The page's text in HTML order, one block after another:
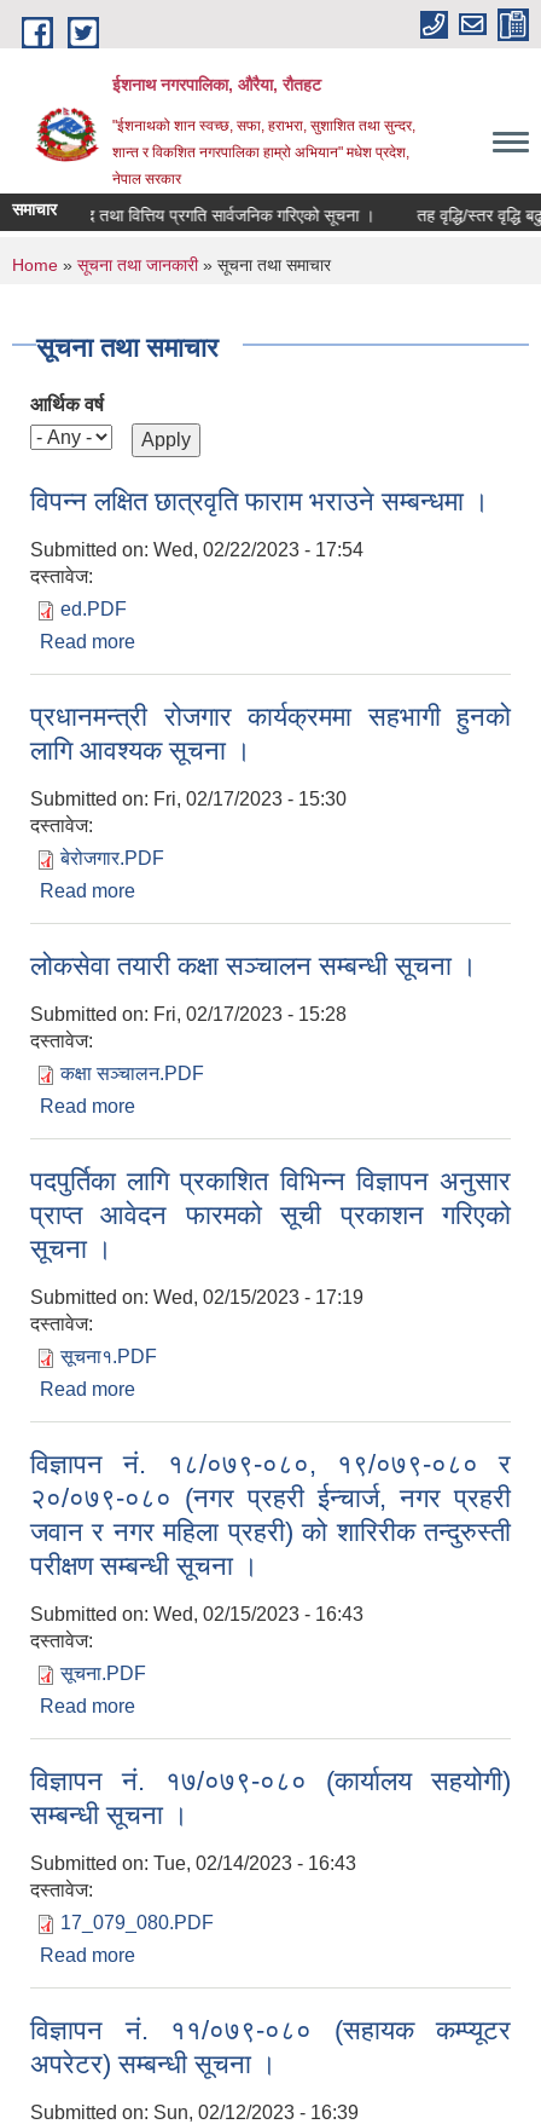
Skip to main content
ईशनाथ नगरपालिका, औरैया, रौतहट
"ईशनाथको शान स्वच्छ, सफा, हराभरा, सुशाशित तथा सुन्दर,
शान्त र विकशित नगरपालिका हाम्रो अभियान" मधेश प्रदेश,
नेपाल सरकार
समाचारबन्द तथा वित्तिय प्रगति सार्वजनिक गरिएको सूचना । तह वृद्धि/स्तर वृद्धि
You are here
Home » सूचना तथा जानकारी» सूचना तथा समाचार
सूचना तथा समाचार
आर्थिक वर्ष
विपन्न लक्षित छात्रवृति फाराम भराउने सम्बन्धमा ।
Submitted on: Wed, 02/22/2023 - 17:54
दस्तावेज:
ed.PDF
Read more
प्रधानमन्त्री रोजगार कार्यक्रममा सहभागी हुनको
लागि आवश्यक सूचना ।
Submitted on: Fri, 02/17/2023 - 15:30
दस्तावेज:
बेरोजगार.PDF
Read more
लोकसेवा तयारी कक्षा सञ्चालन सम्बन्धी सूचना ।
Submitted on: Fri, 02/17/2023 - 15:28
दस्तावेज:
कक्षा सञ्चालन.PDF
Read more
पदपुर्तिका लागि प्रकाशित विभिन्न विज्ञापन अनुसार
प्राप्त आवेदन फारमको सूची प्रकाशन गरिएको
सूचना ।
Submitted on: Wed, 02/15/2023 - 17:19
दस्तावेज:
सूचना१.PDF
Read more
विज्ञापन नं. १८/०७९-०८०, १९/०७९-०८० र
२०/०७९-०८० (नगर प्रहरी ईन्चार्ज, नगर प्रहरी
जवान र नगर महिला प्रहरी) को शारिरीक तन्दुरुस्ती
परीक्षण सम्बन्धी सूचना ।
Submitted on: Wed, 02/15/2023 - 16:43
दस्तावेज:
सूचना.PDF
Read more
सूचना ।
विज्ञापन नं. १७/०७९-०८० (कार्यालय सहयोगी)
सम्बन्धी सूचना ।
Submitted on: Tue, 02/14/2023 - 16:43
दस्तावेज:
17_079_080.PDF
Read more
विज्ञापन नं. ११/०७९-०८० (सहायक कम्प्यूटर
अपरेटर) सम्बन्धी सूचना ।
Submitted on: Sun, 02/12/2023 - 16:39